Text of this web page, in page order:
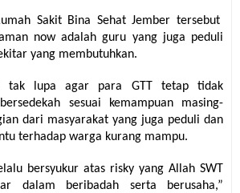
Sakit Bina Sehat Jember tersebut
now adalah guru yang juga peduli
yang membutuhkan.
tak lupa agar para GTT tetap tidak
sesuai kemampuan masing-
dari masyarakat yang juga peduli dan
terhadap warga kurang mampu.
bersyukur atas risky yang Allah SWT
dalam beribadah serta berusaha,”